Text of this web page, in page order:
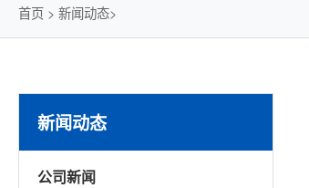
首页 > 新闻动态>
新闻动态
公司新闻